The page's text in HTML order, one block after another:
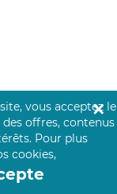
vous acceptez le
offres, contenus
Pour plus
cookies,
✕